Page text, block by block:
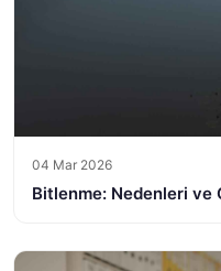
04 Mar 2026
Bitlenme: Nedenleri ve